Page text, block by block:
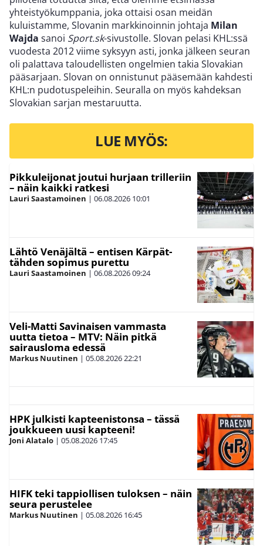
yhteistyökumppania, joka ottaisi osan meidän
kuluistamme, Slovanin markkinoinnin johtaja Milan
Wajda sanoi Sport.sk-sivustolle. Slovan pelasi KHL:ssä
vuodesta 2012 viime syksyyn asti, jonka jälkeen seuran
oli palattava taloudellisten ongelmien takia Slovakian
pääsarjaan. Slovan on onnistunut pääsemään kahdesti
KHL:n pudotuspeleihin. Seuralla on myös kahdeksan
Slovakian sarjan mestaruutta.
LUE MYÖS:
Pikkuleijonat joutui hurjaan trilleriin
– näin kaikki ratkesi
Lauri Saastamoinen | 06.08.2026 10:01
Lähtö Venäjältä – entisen Kärpät-
tähden sopimus purettu
Lauri Saastamoinen | 06.08.202609:24
Veli-Matti Savinaisen vammasta
uutta tietoa – MTV: Näin pitkä
sairausloma edessä
Markus Nuutinen | 05.08.202622:21
HPK julkisti kapteenistonsa – tässä
joukkueen uusi kapteeni!
Joni Alatalo | 05.08.2026 17:45
HIFK teki tappiollisen tuloksen – näin
seura perustelee
Markus Nuutinen | 05.08.2026 16:45